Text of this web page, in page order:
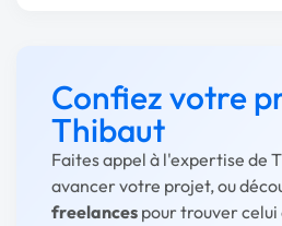
Confiez votre
Thibaut
Faites appel à l'expertise de
avancer votre projet, ou
freelances pour trouver